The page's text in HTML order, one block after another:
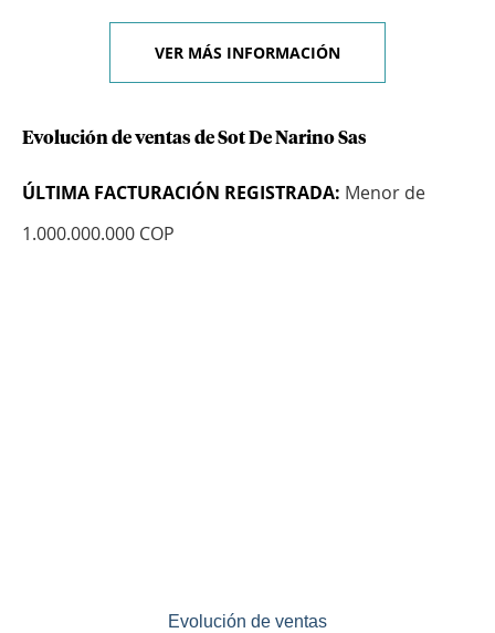
VER MÁS INFORMACIÓN
Evolución de ventas de Sot De Narino Sas
ÚLTIMA FACTURACIÓN REGISTRADA: Menor de
1.000.000.000 COP
Evolución de ventas